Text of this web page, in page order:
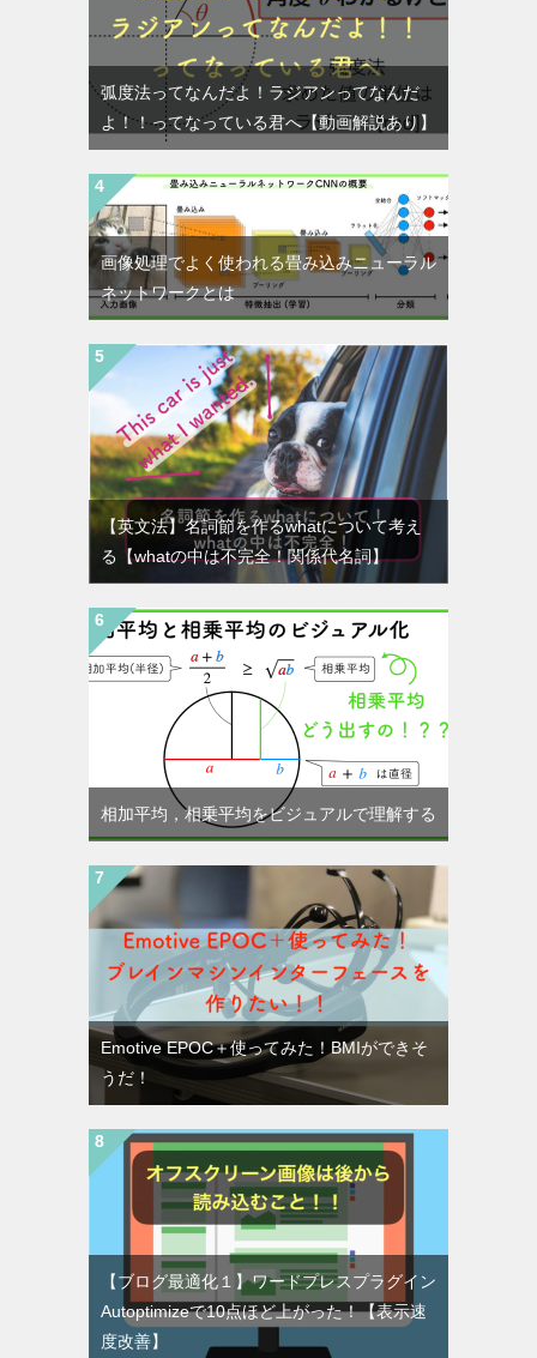
弧度法ってなんだよ！ラジアンってなんだ
よ！！ってなっている君へ【動画解説あり】
画像処理でよく使われる畳み込みニューラル
ネットワークとは
【英文法】名詞節を作るwhatについて考え
る【whatの中は不完全！関係代名詞】
相加平均，相乗平均をビジュアルで理解する
Emotive EPOC＋使ってみた！BMIができそ
うだ！
【ブログ最適化１】ワードプレスプラグイン
Autoptimizeで10点ほど上がった！【表示速
度改善】